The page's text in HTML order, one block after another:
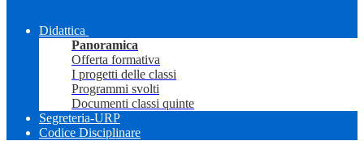
Didattica
Panoramica
Offerta formativa
I progetti delle classi
Programmi svolti
Documenti classi quinte
Segreteria-URP
Codice Disciplinare